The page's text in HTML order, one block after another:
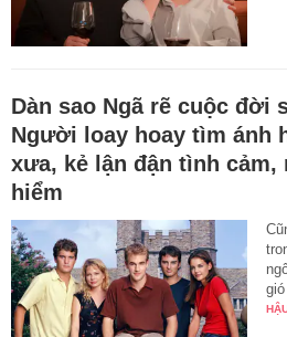
Dàn sao Ngã rẽ cuộc đời
Người loay hoay tìm ánh
xưa, kẻ lận đận tình cảm,
hiểm